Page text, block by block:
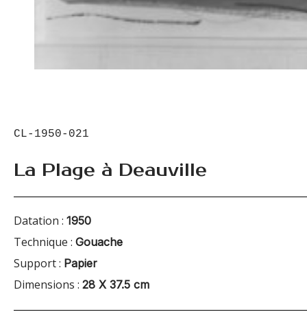
CL-1950-021
La Plage à Deauville
Datation : 1950
Technique : Gouache
Support : Papier
Dimensions : 28 X 37.5 cm